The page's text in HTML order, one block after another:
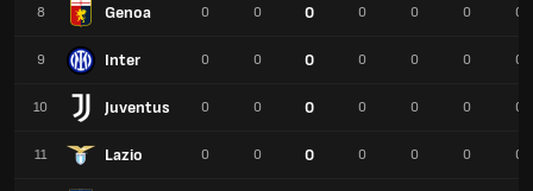
8 Genoa
9 Inter
10 Juventus
11 Lazio
0 0 0 0 0 0 0
0 0 0 0 0 0 0
0 0 0 0 0 0 0
0 0 0 0 0 0 0